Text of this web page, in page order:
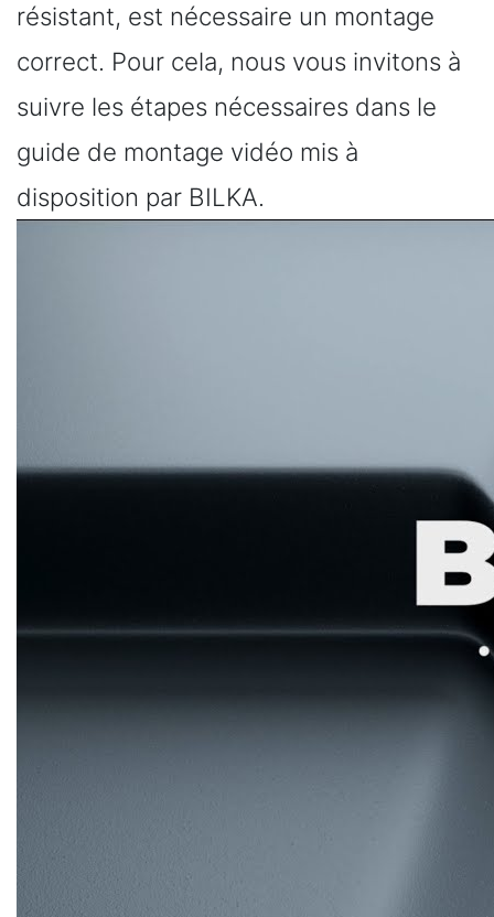
résistant, est nécessaire un montage
correct. Pour cela, nous vous invitons à
suivre les étapes nécessaires dans le
guide de montage vidéo mis à
disposition par BILKA.